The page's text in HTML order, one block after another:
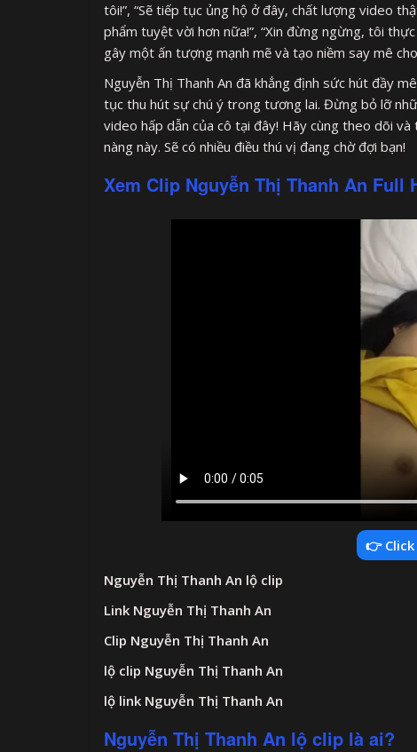
tôi!”, “Sẽ tiếp tục ủng hộ ở đây, chất lượng video
phẩm tuyệt vời hơn nữa!”, “Xin đừng ngừng, tôi
gây một ấn tượng mạnh mẽ và tạo niềm say mê
Nguyễn Thị Thanh An đã khẳng định sức hút đầy
tục thu hút sự chú ý trong tương lai. Đừng bỏ lỡ
video hấp dẫn của cô tại đây! Hãy cùng theo dõi
nàng này. Sẽ có nhiều điều thú vị đang chờ đợi bạn!
Xem Clip Nguyễn Thị Thanh An Full
👉
Nguyễn Thị Thanh An lộ clip
Link Nguyễn Thị Thanh An
Clip Nguyễn Thị Thanh An
lộ clip Nguyễn Thị Thanh An
lộ link Nguyễn Thị Thanh An
Nguyễn Thị Thanh An lộ clip là ai?